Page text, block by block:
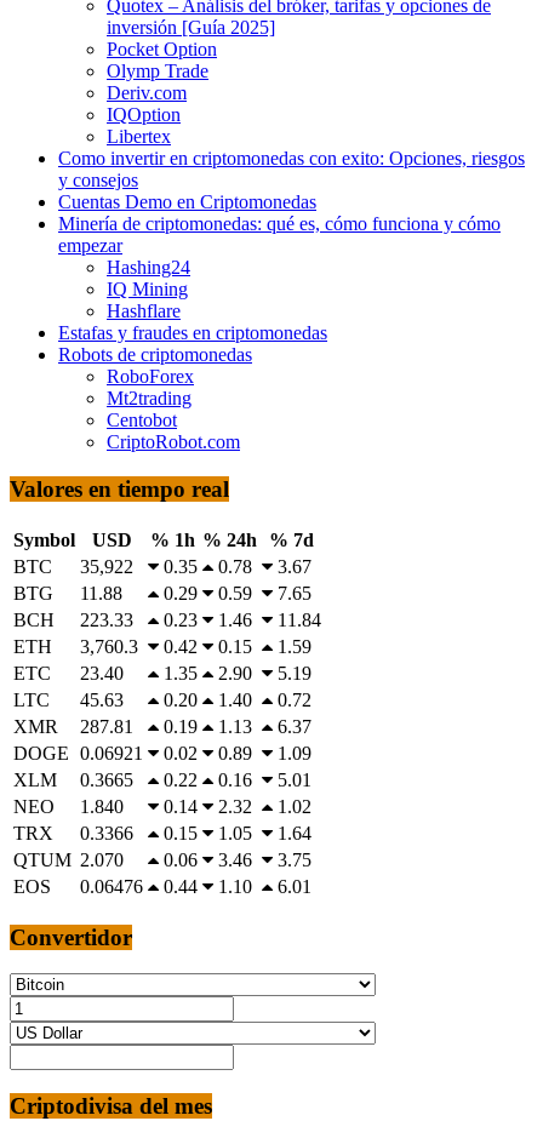
Quotex – Análisis del bróker, tarifas y opciones de
inversión [Guía 2025]
Pocket Option
Olymp Trade
Deriv.com
IQOption
Libertex
Como invertir en criptomonedas con exito: Opciones, riesgos
y consejos
Cuentas Demo en Criptomonedas
Minería de criptomonedas: qué es, cómo funciona y cómo
empezar
Hashing24
IQ Mining
Hashflare
Estafas y fraudes en criptomonedas
Robots de criptomonedas
RoboForex
Mt2trading
Centobot
CriptoRobot.com
Valores en tiempo real
Symbol USD % 1h % 24h
% 7d
BTC
35,922 0.35 0.78
3.67
BTG
11.88 0.29 0.59
7.65
BCH
223.33 0.23 1.46
11.84
ETH
3,760.3 0.42 0.15
1.59
ETC
23.40 1.35 2.90
5.19
LTC
45.63 0.20 1.40
0.72
XMR
287.81 0.19 1.13
6.37
DOGE 0.06921 0.02 0.89
1.09
XLM
0.3665 0.22 0.16
5.01
NEO
1.840 0.14 2.32
1.02
TRX
0.3366 0.15 1.05
1.64
QTUM 2.070 0.06 3.46
3.75
EOS
0.06476 0.44 1.10 6.01
Convertidor
Criptodivisa del mes